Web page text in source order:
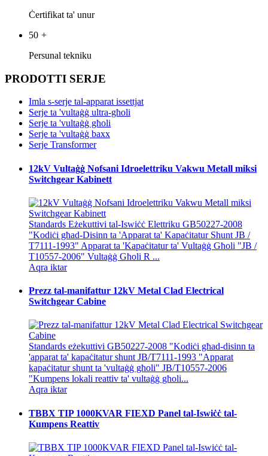
Ċertifikat ta' unur
50 +
Persunal tekniku
PRODOTTI SERJE
Imla s-serje tal-apparat issettjat
Serje ta 'vultaġġ ultra-għoli
Serje ta 'vultaġġ għoli
Serje ta 'vultaġġ baxx
Serje Transformer
12kV Vultaġġ Nofsani Idroelettriku Vakwu Metall miksi
Switchgear Kabinett
Standards Eżekuttivi tal-Iswiċċ Elettriku GB50227-2008
"Kodiċi għad-Disinn ta 'Apparat ta' Kapaċitatur Shunt JB /
T7111-1993" Apparat ta 'Kapaċitatur ta' Vultaġġ Għoli "JB /
T10557-2006" Vultaġġ Għoli R ...
Aqra iktar
Prezz tal-manifattur 12kV Metal Clad Electrical
Switchgear Cabine
Standards eżekuttivi GB50227-2008 "Kodiċi għad-disinn ta
'apparat ta' kapaċitatur shunt JB/T7111-1993 "Apparat
kapaċitatur shunt ta 'vultaġġ għoli" JB/T10557-2006
"Kumpens lokali reattiv ta' vultaġġ għoli...
Aqra iktar
TBBX TIP 1000KVAR FIEXD Panel tal-Iswiċċ tal-
Kumpens Reattiv